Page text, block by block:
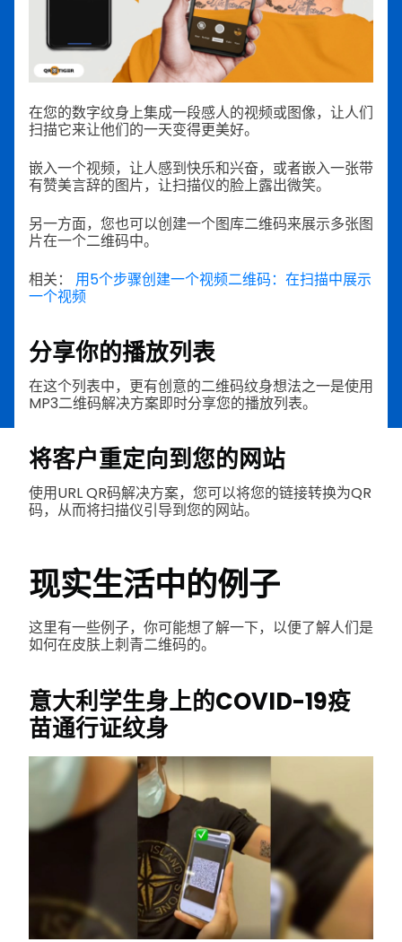
在您的数字纹身上集成一段感人的视频或图像，让人们
扫描它来让他们的一天变得更美好。
嵌入一个视频，让人感到快乐和兴奋，或者嵌入一张带
有赞美言辞的图片，让扫描仪的脸上露出微笑。
另一方面，您也可以创建一个图库二维码来展示多张图
片在一个二维码中。
相关： 用5个步骤创建一个视频二维码：在扫描中展示
一个视频
分享你的播放列表
在这个列表中，更有创意的二维码纹身想法之一是使用
MP3二维码解决方案即时分享您的播放列表。
将客户重定向到您的网站
使用URL QR码解决方案，您可以将您的链接转换为QR
码，从而将扫描仪引导到您的网站。
现实生活中的例子
这里有一些例子，你可能想了解一下，以便了解人们是
如何在皮肤上刺青二维码的。
意大利学生身上的COVID-19疫
苗通行证纹身